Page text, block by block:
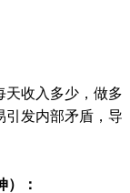
天收入多少，做多
引发内部矛盾，导
）：